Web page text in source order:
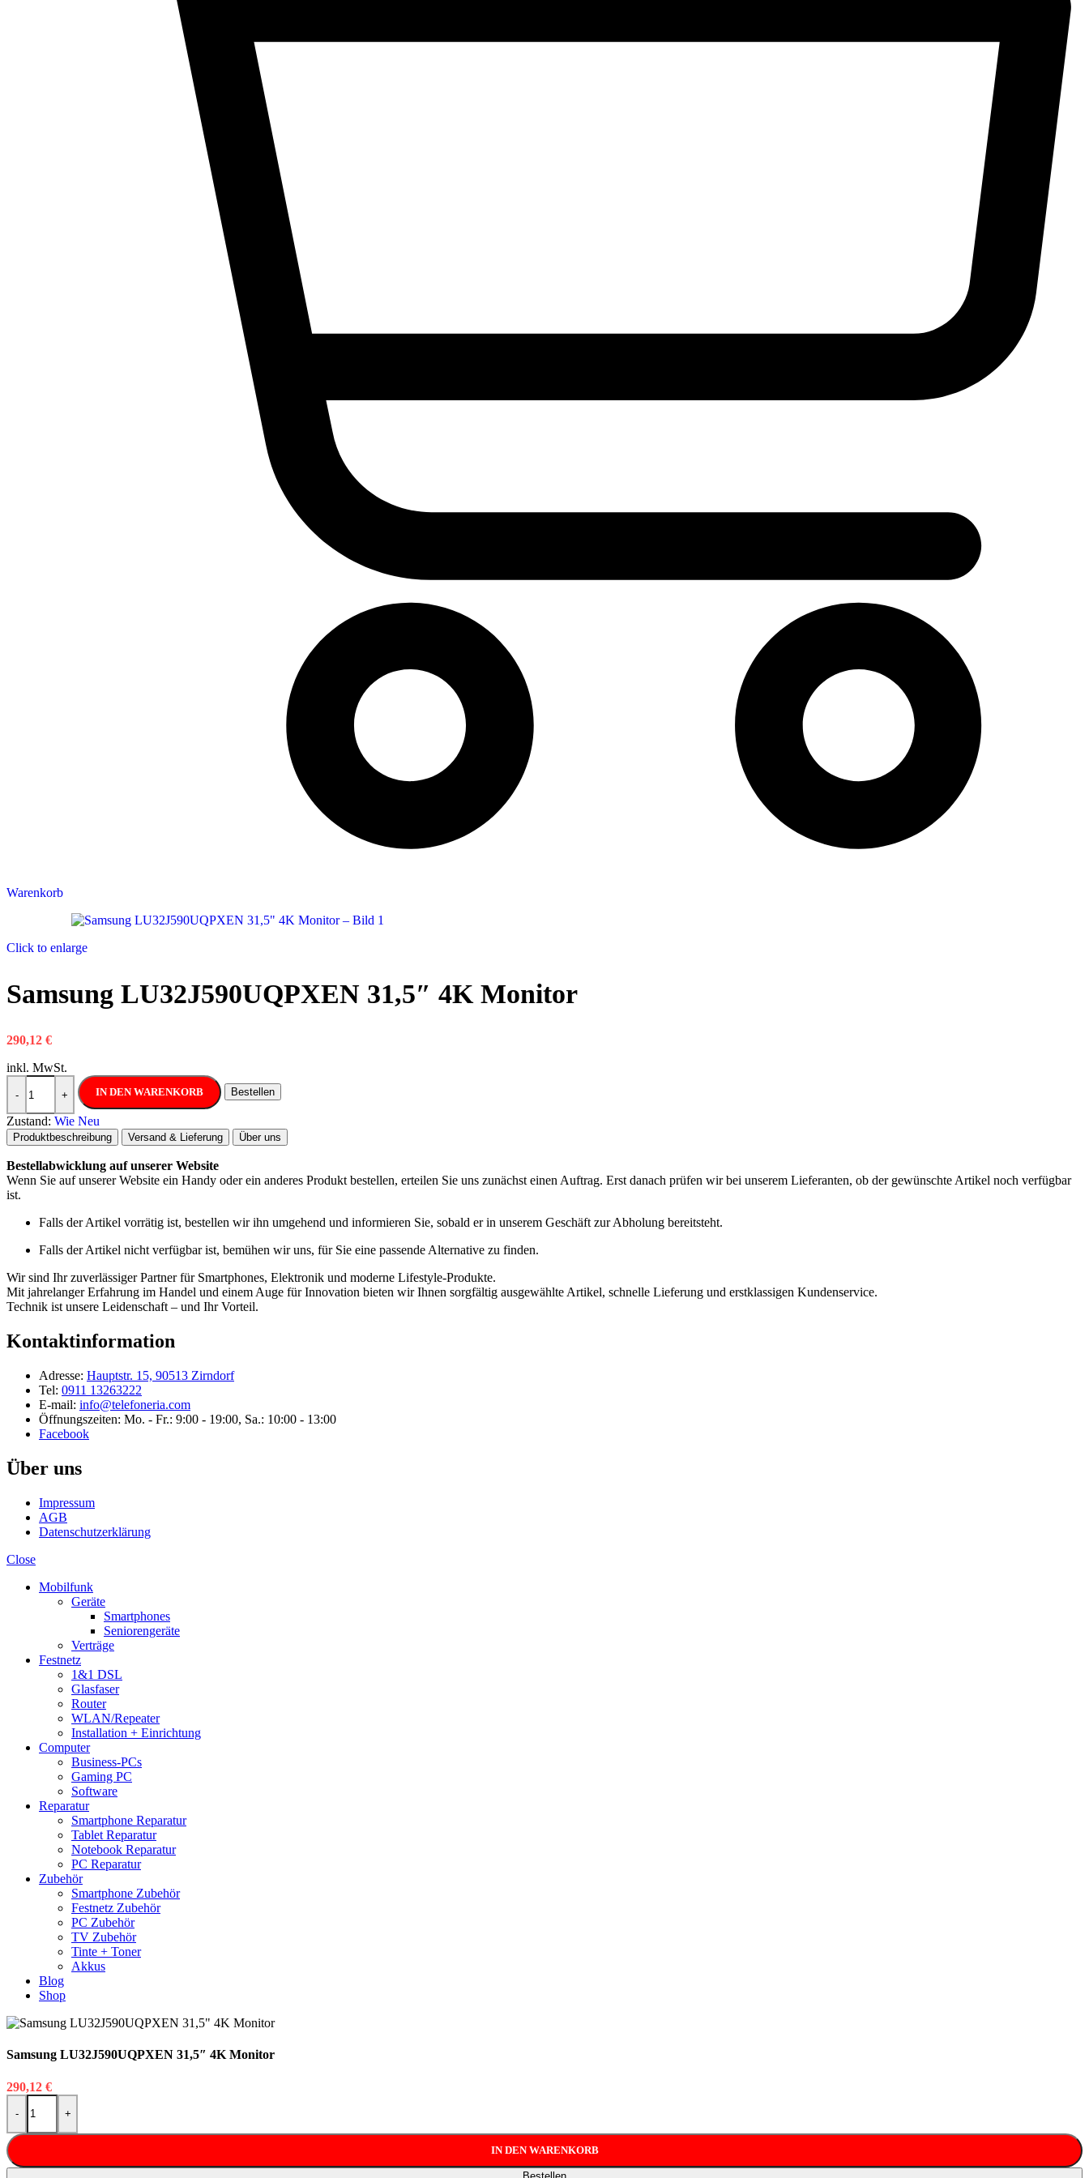
Warenkorb
Click to enlarge
Samsung LU32J590UQPXEN 31,5″ 4K Monitor
290,12 €
inkl. MwSt.
-
Samsung LU32J590UQPXEN 31,5" 4K Monitor Menge
+ IN DEN WARENKORB Bestellen
Zustand: Wie Neu
Produktbeschreibung Versand & Lieferung Über uns
Bestellabwicklung auf unserer Website
Wenn Sie auf unserer Website ein Handy oder ein anderes Produkt bestellen, erteilen Sie uns zunächst einen Auftrag. Erst danach prüfen wir bei unserem Lieferanten, ob der gewünschte Artikel noch verfügbar
ist.
Falls der Artikel vorrätig ist, bestellen wir ihn umgehend und informieren Sie, sobald er in unserem Geschäft zur Abholung bereitsteht.
Falls der Artikel nicht verfügbar ist, bemühen wir uns, für Sie eine passende Alternative zu finden.
Wir sind Ihr zuverlässiger Partner für Smartphones, Elektronik und moderne Lifestyle-Produkte.
Mit jahrelanger Erfahrung im Handel und einem Auge für Innovation bieten wir Ihnen sorgfältig ausgewählte Artikel, schnelle Lieferung und erstklassigen Kundenservice.
Technik ist unsere Leidenschaft – und Ihr Vorteil.
Kontaktinformation
Adresse: Hauptstr. 15, 90513 Zirndorf
Tel: 0911 13263222
E-mail: info@telefoneria.com
Öffnungszeiten: Mo. - Fr.: 9:00 - 19:00, Sa.: 10:00 - 13:00
Facebook
Über uns
Impressum
AGB
Datenschutzerklärung
Close
Mobilfunk
Geräte
Smartphones
Seniorengeräte
Verträge
Festnetz
1&1 DSL
Glasfaser
Router
WLAN/Repeater
Installation + Einrichtung
Computer
Business-PCs
Gaming PC
Software
Reparatur
Smartphone Reparatur
Tablet Reparatur
Notebook Reparatur
PC Reparatur
Zubehör
Smartphone Zubehör
Festnetz Zubehör
PC Zubehör
TV Zubehör
Tinte + Toner
Akkus
Blog
Shop
Samsung LU32J590UQPXEN 31,5″ 4K Monitor
290,12 €
-
Samsung LU32J590UQPXEN 31,5" 4K Monitor Menge
+
IN DEN WARENKORB